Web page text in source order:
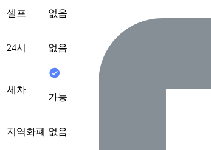
셀프 없음
24시 없음
세차
가능
지역화폐 없음